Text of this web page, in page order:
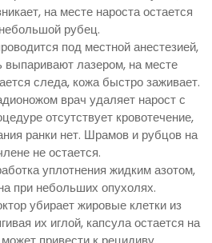
на месте нароста остается
небольшой рубец.
под местной анестезией,
выпаривают лазером, на месте
следа, кожа быстро заживает.
врач удаляет нарост с
отсутствует кровотечение,
ранки нет. Шрамов и рубцов на
не остается.
уплотнения жидким азотом,
при небольших опухолях.
убирает жировые клетки из
их иглой, капсула остается на